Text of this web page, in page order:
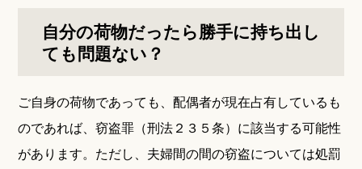
自分の荷物だったら勝手に持ち出し
ても問題ない？
ご自身の荷物であっても、配偶者が現在占有しているも
のであれば、窃盗罪（刑法２３５条）に該当する可能性
があります。ただし、夫婦間の間の窃盗については処罰